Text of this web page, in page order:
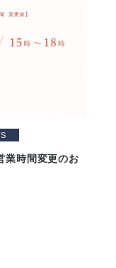
業時間変更のお